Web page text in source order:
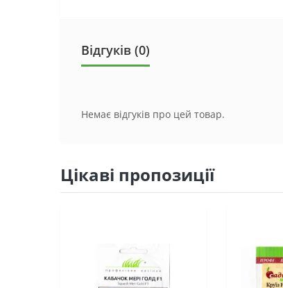
Відгуків (0)
Немає відгуків про цей товар.
Цікаві пропозиції